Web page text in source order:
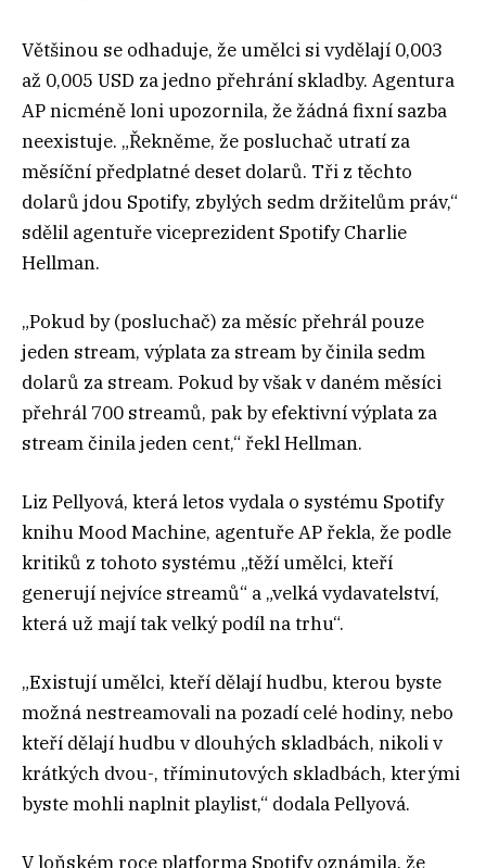
Většinou se odhaduje, že umělci si vydělají 0,003
až 0,005 USD za jedno přehrání skladby. Agentura
AP nicméně loni upozornila, že žádná fixní sazba
neexistuje. „Řekněme, že posluchač utratí za
měsíční předplatné deset dolarů. Tři z těchto
dolarů jdou Spotify, zbylých sedm držitelům práv,“
sdělil agentuře viceprezident Spotify Charlie
Hellman.
„Pokud by (posluchač) za měsíc přehrál pouze
jeden stream, výplata za stream by činila sedm
dolarů za stream. Pokud by však v daném měsíci
přehrál 700 streamů, pak by efektivní výplata za
stream činila jeden cent,“ řekl Hellman.
Liz Pellyová, která letos vydala o systému Spotify
knihu Mood Machine, agentuře AP řekla, že podle
kritiků z tohoto systému „těží umělci, kteří
generují nejvíce streamů“ a „velká vydavatelství,
která už mají tak velký podíl na trhu“.
„Existují umělci, kteří dělají hudbu, kterou byste
možná nestreamovali na pozadí celé hodiny, nebo
kteří dělají hudbu v dlouhých skladbách, nikoli v
krátkých dvou-, tříminutových skladbách, kterými
byste mohli naplnit playlist,“ dodala Pellyová.
V loňském roce platforma Spotify oznámila, že